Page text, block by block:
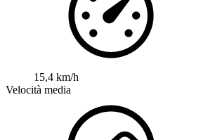
15,4 km/h
Velocità media